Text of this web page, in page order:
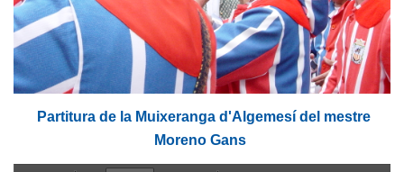
Partitura de la Muixeranga d'Algemesí del mestre
Moreno Gans